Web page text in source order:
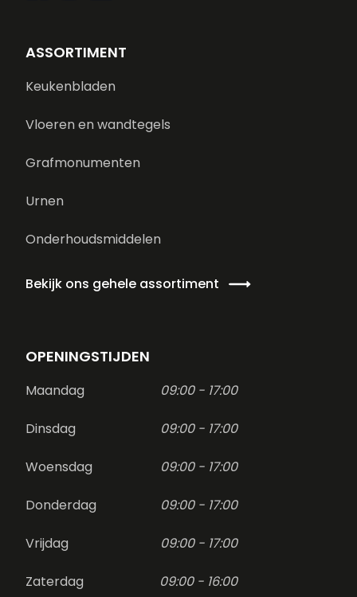
ASSORTIMENT
Keukenbladen
Vloeren en wandtegels
Grafmonumenten
Urnen
Onderhoudsmiddelen
Bekijk ons gehele assortiment
OPENINGSTIJDEN
Maandag 09:00 - 17:00
Dinsdag 09:00 - 17:00
Woensdag 09:00 - 17:00
Donderdag 09:00 - 17:00
Vrijdag 09:00 - 17:00
Zaterdag 09:00 - 16:00